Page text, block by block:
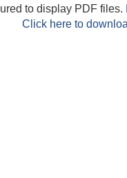
to display PDF files.
Click here to